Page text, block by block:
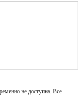
не доступна. Все